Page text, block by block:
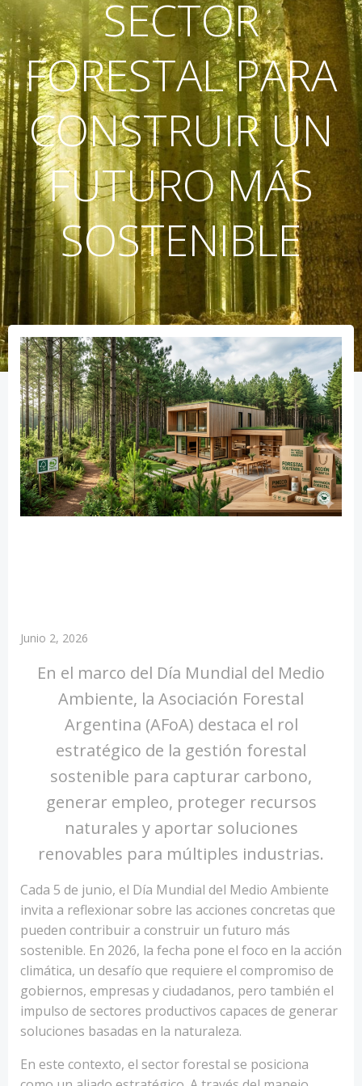
SECTOR
FORESTAL PARA
CONSTRUIR UN
FUTURO MÁS
SOSTENIBLE
Junio 2, 2026
En el marco del Día Mundial del Medio
Ambiente, la Asociación Forestal
Argentina (AFoA) destaca el rol
estratégico de la gestión forestal
sostenible para capturar carbono,
generar empleo, proteger recursos
naturales y aportar soluciones
renovables para múltiples industrias.
Cada 5 de junio, el Día Mundial del Medio Ambiente
invita a reflexionar sobre las acciones concretas que
pueden contribuir a construir un futuro más
sostenible. En 2026, la fecha pone el foco en la acción
climática, un desafío que requiere el compromiso de
gobiernos, empresas y ciudadanos, pero también el
impulso de sectores productivos capaces de generar
soluciones basadas en la naturaleza.
En este contexto, el sector forestal se posiciona